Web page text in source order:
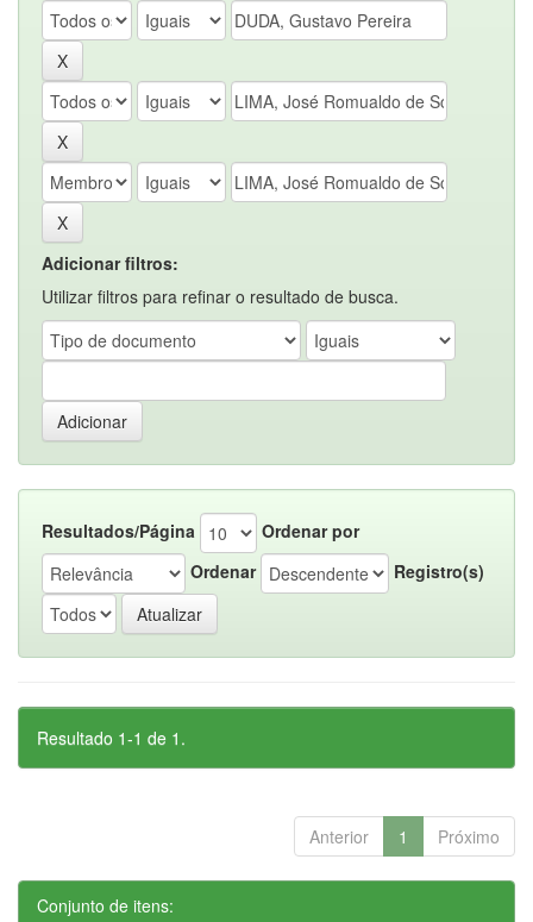
Adicionar filtros:
Utilizar filtros para refinar o resultado de busca.
Resultados/Página
Ordenar por
Ordenar
Registro(s)
Resultado 1-1 de 1.
Anterior 1 Próximo
Conjunto de itens: